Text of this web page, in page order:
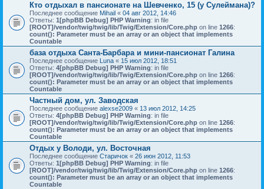
Кто отдыхал в пансионате на Шевченко, 15 (у Сулеймана)?
Последнее сообщение Mihail « 04 авг 2012, 14:46
Ответы: 1 [phpBB Debug] PHP Warning: in file
[ROOT]/vendor/twig/twig/lib/Twig/Extension/Core.php on line 1266:
count(): Parameter must be an array or an object that implements
Countable
база отдыха Санта-Барбара и мини-пансионат Галина
Последнее сообщение Luna « 15 июл 2012, 18:51
Ответы: 4[phpBB Debug] PHP Warning: in file
[ROOT]/vendor/twig/twig/lib/Twig/Extension/Core.php on line 1266:
count(): Parameter must be an array or an object that implements
Countable
Частный дом, ул. Заводская
Последнее сообщение alexse2009 « 13 июл 2012, 14:25
Ответы: 4[phpBB Debug] PHP Warning: in file
[ROOT]/vendor/twig/twig/lib/Twig/Extension/Core.php on line 1266:
count(): Parameter must be an array or an object that implements
Countable
Отдых у Володи, ул. Восточная
Последнее сообщение Старичок « 26 июн 2012, 11:53
Ответы: 1 [phpBB Debug] PHP Warning: in file
[ROOT]/vendor/twig/twig/lib/Twig/Extension/Core.php on line 1266:
count(): Parameter must be an array or an object that implements
Countable